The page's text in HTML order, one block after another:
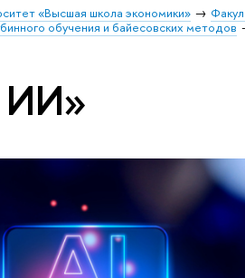
«Высшая школа экономики»
обучения и байесовских методов
ИИ»